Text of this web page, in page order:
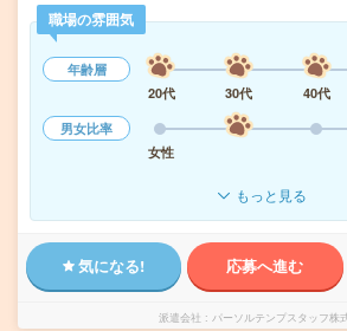
職場の雰囲気
年齢層
20代
30代 40代
男女比率
女性
もっと見る
気になる! 応募へ進む
派遣会社 パーソルテンプスタッフ株